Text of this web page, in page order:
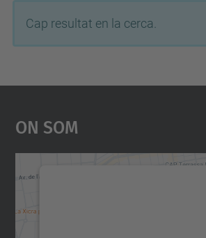
Cap resultat en la cerca.
On Som